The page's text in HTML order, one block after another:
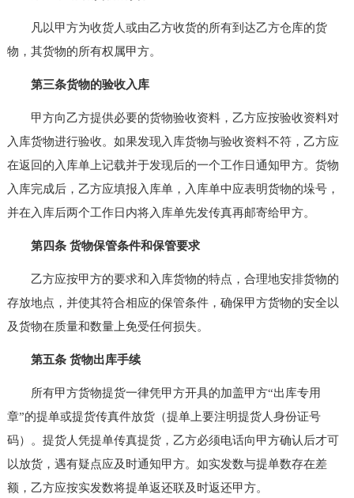
凡以甲方为收货人或由乙方收货的所有到达乙方仓库的货
物，其货物的所有权属甲方。
第三条货物的验收入库
甲方向乙方提供必要的货物验收资料，乙方应按验收资料对
入库货物进行验收。如果发现入库货物与验收资料不符，乙方应
在返回的入库单上记载并于发现后的一个工作日通知甲方。货物
入库完成后，乙方应填报入库单，入库单中应表明货物的垛号，
并在入库后两个工作日内将入库单先发传真再邮寄给甲方。
第四条 货物保管条件和保管要求
乙方应按甲方的要求和入库货物的特点，合理地安排货物的
存放地点，并使其符合相应的保管条件，确保甲方货物的安全以
及货物在质量和数量上免受任何损失。
第五条 货物出库手续
所有甲方货物提货一律凭甲方开具的加盖甲方“出库专用
章”的提单或提货传真件放货（提单上要注明提货人身份证号
码）。提货人凭提单传真提货，乙方必须电话向甲方确认后才可
以放货，遇有疑点应及时通知甲方。如实发数与提单数存在差
额，乙方应按实发数将提单返还联及时返还甲方。